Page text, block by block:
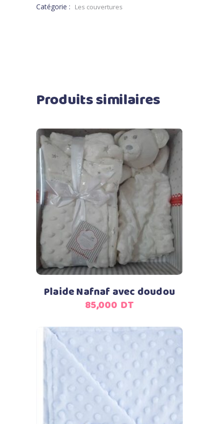
Catégorie : Les couvertures
Produits similaires
Ajouter au panier
Plaide Nafnaf avec doudou
85,000 DT